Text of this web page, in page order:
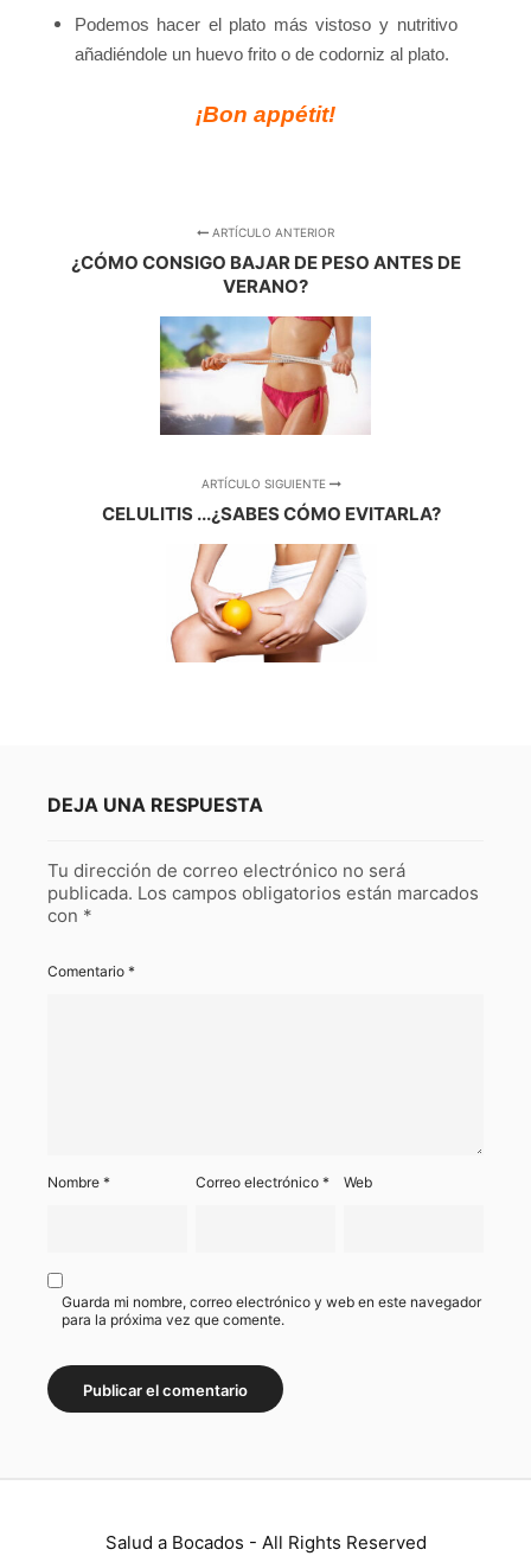
Podemos hacer el plato más vistoso y nutritivo
añadiéndole un huevo frito o de codorniz al plato.
¡Bon appétit!
ARTÍCULO ANTERIOR
¿CÓMO CONSIGO BAJAR DE PESO ANTES DE
VERANO?
ARTÍCULO SIGUIENTE
CELULITIS ...¿SABES CÓMO EVITARLA?
DEJA UNA RESPUESTA
Tu dirección de correo electrónico no será
publicada. Los campos obligatorios están marcados
con *
Comentario *
Nombre * Correo electrónico* Web
Guarda mi nombre, correo electrónico y web en este navegador
para la próxima vez que comente.
Salud a Bocados - All Rights Reserved